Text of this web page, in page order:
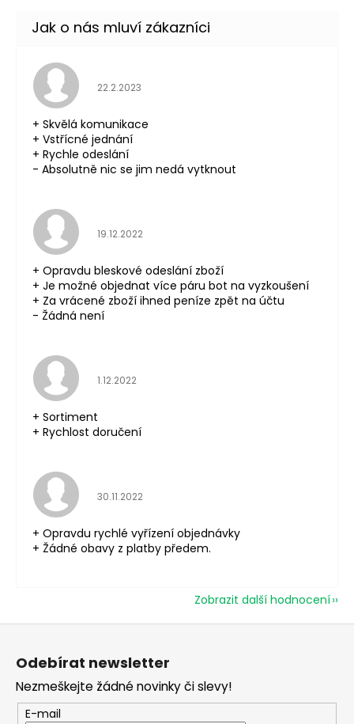
Hodnocení obchodu je 5 z 5 hvězdiček.
22.2.2023
+ Skvělá komunikace
+ Vstřícné jednání
+ Rychle odeslání
- Absolutně nic se jim nedá vytknout
Hodnocení obchodu je 5 z 5 hvězdiček.
19.12.2022
+ Opravdu bleskové odeslání zboží
+ Je možné objednat více páru bot na vyzkoušení
+ Za vrácené zboží ihned peníze zpět na účtu
- Žádná není
Hodnocení obchodu je 5 z 5 hvězdiček.
1.12.2022
+ Sortiment
+ Rychlost doručení
Hodnocení obchodu je 5 z 5 hvězdiček.
30.11.2022
+ Opravdu rychlé vyřízení objednávky
+ Žádné obavy z platby předem.
Zobrazit další hodnocení
Z
Odebírat newsletter
Nezmeškejte žádné novinky či slevy!
E-mail